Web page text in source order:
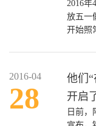
2016年
放五一
开始照
2016-04
28
他们
开启
日前，